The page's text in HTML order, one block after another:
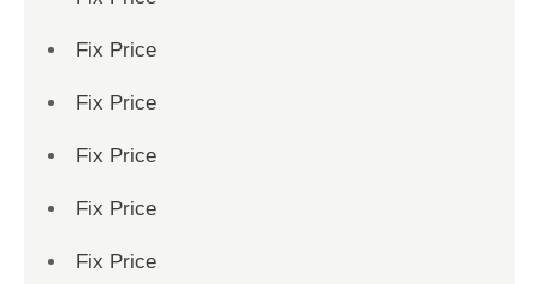
Fix Price
Fix Price
Fix Price
Fix Price
Fix Price